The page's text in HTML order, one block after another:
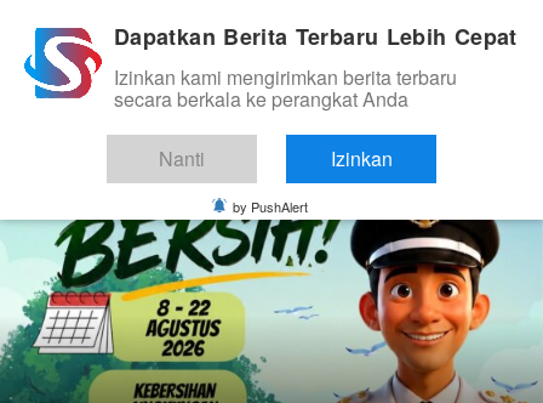
Dapatkan Berita Terbaru Lebih Cepat
Izinkan kami mengirimkan berita terbaru
secara berkala ke perangkat Anda
Nanti Izinkan
by PushAlert